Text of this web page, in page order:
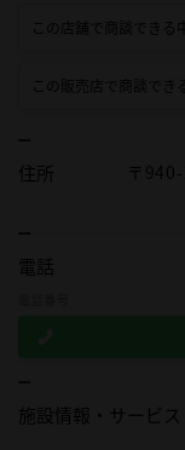
この店舗で商談できる
この販売店で商談でき
住所 〒
電話
施設情報・ サービス